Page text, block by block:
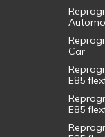
Car
E85
E85